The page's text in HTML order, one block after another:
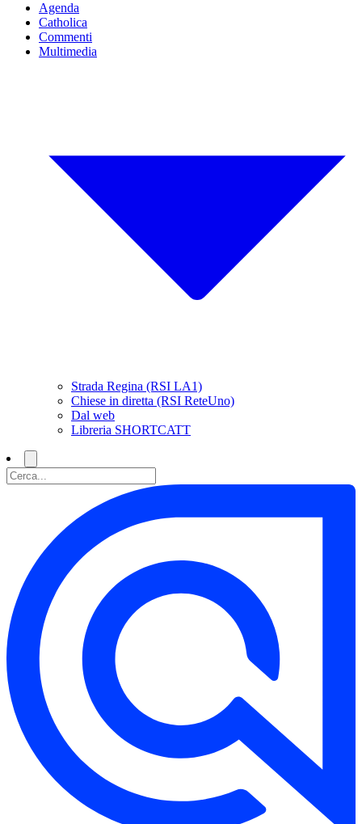
Agenda
Catholica
Commenti
Multimedia
Strada Regina (RSI LA1)
Chiese in diretta (RSI ReteUno)
Dal web
Libreria SHORTCATT